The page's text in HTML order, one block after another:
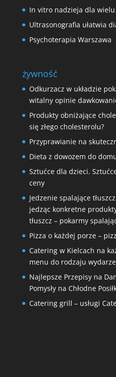
In vitro nadzieja dla wielu
Ultrasonografia ułatwia
Psychoterapia Warszawa
żywność
Odkurzacz w układzie
witalny opinie
Produkty obniżające
się złego cholesterolu?
Przyprawianie na
Dieta z dowozem do
Sztućce dla dzieci.
ceny
Jedzenie spalające
jedząc konkretne
tłuszcz – pokarmy
Pizza o każdej porze –
Catering w Kielcach na
menu do rodzaju
Najlepsze Przepisy na
Pomysły na Chłodne
Catering grill – usługi